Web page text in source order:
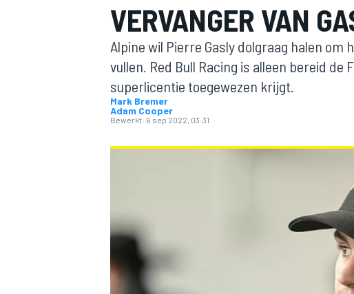
MOTOGP
VERVANGER VAN
Alpine wil Pierre Gasly dolgraag halen
vullen. Red Bull Racing is alleen bereid
superlicentie toegewezen krijgt.
Mark Bremer
Adam Cooper
Bewerkt: 6 sep 2022, 03:31